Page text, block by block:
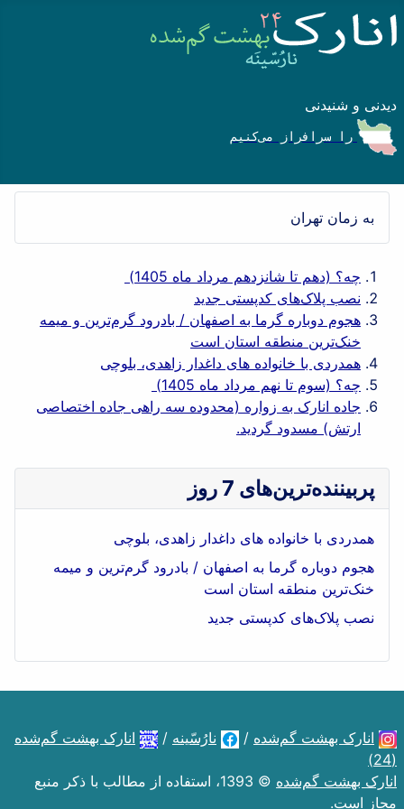
دیدنی و شنیدنی
را سرافراز می‌کنیم
به زمان تهران
چه؟ (دهم تا شانزدهم مرداد ماه 1405)
نصب پلاک‌های کدپستی جدید
هجوم دوباره گرما به اصفهان / بادرود گرم‌ترین و میمه
خنک‌ترین منطقه استان است
همدردی با خانواده های داغدار زاهدی، بلوچی
چه؟ (سوم تا نهم مرداد ماه 1405)
جاده انارک به زواره (محدوده سه راهی جاده اختصاصی
ارتش) مسدود گردید.
پربیننده‌ترین‌های 7 روز
همدردی با خانواده های داغدار زاهدی، بلوچی
هجوم دوباره گرما به اصفهان / بادرود گرم‌ترین و میمه
خنک‌ترین منطقه استان است
نصب پلاک‌های کدپستی جدید
انارک بهشت گم‌شده / نارُسّینه /
انارک بهشت گم‌شده
(24)
انارک بهشت گم‌شده
© 1393، استفاده از مطالب با ذکر منبع
مجاز است.